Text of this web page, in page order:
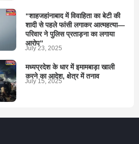
“शाहजहांनाबाद में विवाहिता का बेटी की
शादी से पहले फांसी लगाकर आत्महत्या—
परिवार ने पुलिस प्रताड़ना का लगाया
आरोप”
July 23, 2025
मध्यप्रदेश के धार में इमामबाड़ा खाली
करने का आदेश, क्षेत्र में तनाव
July 15, 2025